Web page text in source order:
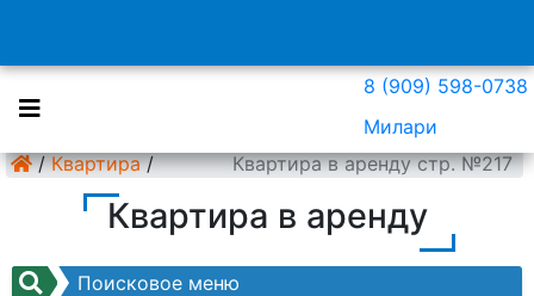
8 (909) 598-0738
Милари
/ Квартира / Квартира в аренду стр. №217
Квартира в аренду
Поисковое меню